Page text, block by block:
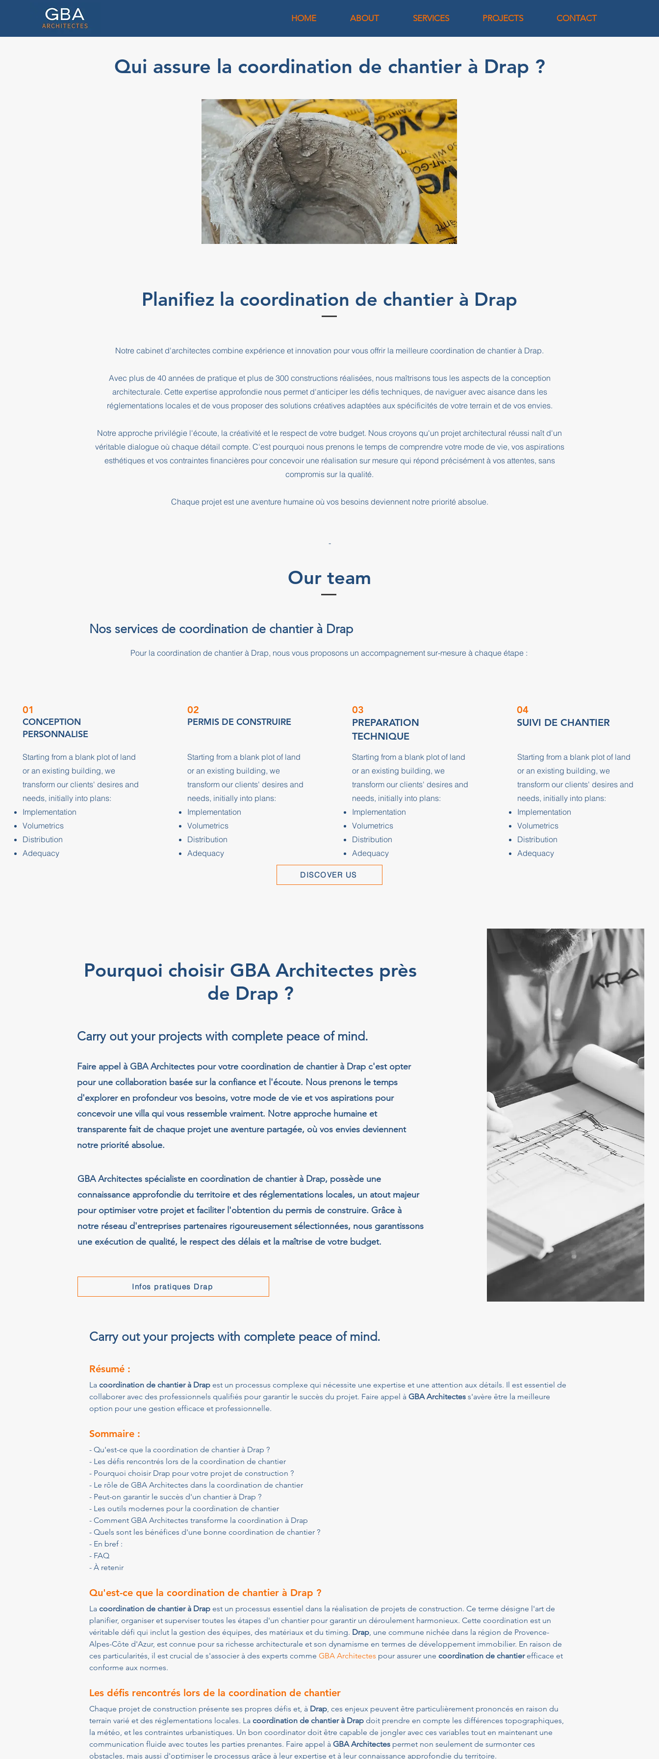
HOME ABOUT SERVICES PROJECTS CONTACT
Qui assure la coordination de chantier à Drap ?
Planifiez la coordination de chantier à Drap
Notre cabinet d'architectes combine expérience et innovation pour vous offrir la meilleure coordination de chantier à Drap.
Avec plus de 40 années de pratique et plus de 300 constructions réalisées, nous maîtrisons tous les aspects de la conception
architecturale. Cette expertise approfondie nous permet d'anticiper les défis techniques, de naviguer avec aisance dans les
réglementations locales et de vous proposer des solutions créatives adaptées aux spécificités de votre terrain et de vos envies.
Notre approche privilégie l'écoute, la créativité et le respect de votre budget. Nous croyons qu'un projet architectural réussi naît d'un
véritable dialogue où chaque détail compte. C'est pourquoi nous prenons le temps de comprendre votre mode de vie, vos aspirations
esthétiques et vos contraintes financières pour concevoir une réalisation sur mesure qui répond précisément à vos attentes, sans
compromis sur la qualité.
Chaque projet est une aventure humaine où vos besoins deviennent notre priorité absolue.
-
Our team
Nos services de coordination de chantier à Drap
Pour la coordination de chantier à Drap, nous vous proposons un accompagnement sur-mesure à chaque étape :
01
CONCEPTION
PERSONNALISE
Starting from a blank plot of land
or an existing building, we
transform our clients' desires and
needs, initially into plans:
Implementation
Volumetrics
Distribution
Adequacy
02
PERMIS DE CONSTRUIRE
Starting from a blank plot of land
or an existing building, we
transform our clients' desires and
needs, initially into plans:
Implementation
Volumetrics
Distribution
Adequacy
03
PREPARATION
TECHNIQUE
Starting from a blank plot of land
or an existing building, we
transform our clients' desires and
needs, initially into plans:
Implementation
Volumetrics
Distribution
Adequacy
04
SUIVI DE CHANTIER
Starting from a blank plot of land
or an existing building, we
transform our clients' desires and
needs, initially into plans:
Implementation
Volumetrics
Distribution
Adequacy
DISCOVER US
Pourquoi choisir GBA Architectes près
de Drap ?
Carry out your projects with complete peace of mind.
Faire appel à GBA Architectes pour votre coordination de chantier à Drap c'est opter
pour une collaboration basée sur la confiance et l'écoute. Nous prenons le temps
d'explorer en profondeur vos besoins, votre mode de vie et vos aspirations pour
concevoir une villa qui vous ressemble vraiment. Notre approche humaine et
transparente fait de chaque projet une aventure partagée, où vos envies deviennent
notre priorité absolue.
GBA Architectes spécialiste en coordination de chantier à Drap, possède une
connaissance approfondie du territoire et des réglementations locales, un atout majeur
pour optimiser votre projet et faciliter l'obtention du permis de construire. Grâce à
notre réseau d'entreprises partenaires rigoureusement sélectionnées, nous garantissons
une exécution de qualité, le respect des délais et la maîtrise de votre budget.
Infos pratiques Drap
Carry out your projects with complete peace of mind.
Résumé :
La coordination de chantier à Drap est un processus complexe qui nécessite une expertise et une attention aux détails. Il est essentiel de
collaborer avec des professionnels qualifiés pour garantir le succès du projet. Faire appel à GBA Architectes s'avère être la meilleure
option pour une gestion efficace et professionnelle.
Sommaire :
- Qu'est-ce que la coordination de chantier à Drap ?
- Les défis rencontrés lors de la coordination de chantier
- Pourquoi choisir Drap pour votre projet de construction ?
- Le rôle de GBA Architectes dans la coordination de chantier
- Peut-on garantir le succès d'un chantier à Drap ?
- Les outils modernes pour la coordination de chantier
- Comment GBA Architectes transforme la coordination à Drap
- Quels sont les bénéfices d'une bonne coordination de chantier ?
- En bref :
- FAQ
- À retenir
Qu'est-ce que la coordination de chantier à Drap ?
La coordination de chantier à Drap est un processus essentiel dans la réalisation de projets de construction. Ce terme désigne l'art de
planifier, organiser et superviser toutes les étapes d'un chantier pour garantir un déroulement harmonieux. Cette coordination est un
véritable défi qui inclut la gestion des équipes, des matériaux et du timing. Drap, une commune nichée dans la région de Provence-
Alpes-Côte d'Azur, est connue pour sa richesse architecturale et son dynamisme en termes de développement immobilier. En raison de
ces particularités, il est crucial de s'associer à des experts comme GBA Architectes pour assurer une coordination de chantier efficace et
conforme aux normes.
Les défis rencontrés lors de la coordination de chantier
Chaque projet de construction présente ses propres défis et, à Drap, ces enjeux peuvent être particulièrement prononcés en raison du
terrain varié et des réglementations locales. La coordination de chantier à Drap doit prendre en compte les différences topographiques,
la météo, et les contraintes urbanistiques. Un bon coordinator doit être capable de jongler avec ces variables tout en maintenant une
communication fluide avec toutes les parties prenantes. Faire appel à GBA Architectes permet non seulement de surmonter ces
obstacles, mais aussi d'optimiser le processus grâce à leur expertise et à leur connaissance approfondie du territoire.